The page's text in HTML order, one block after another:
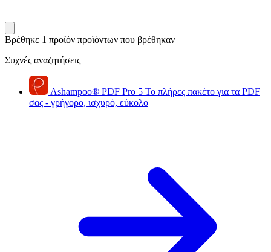
Βρέθηκε 1 προϊόν προϊόντων που βρέθηκαν
Συχνές αναζητήσεις
Ashampoo® PDF Pro 5 Το πλήρες πακέτο για τα PDF
σας - γρήγορο, ισχυρό, εύκολο